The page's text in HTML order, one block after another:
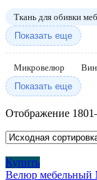
Ткань для обивки
Показать еще
Микровелюр
Показать еще
Отображение
Купить
Велюр мебельный